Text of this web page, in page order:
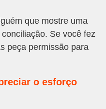
que mostre uma
Se você fez
peça permissão para
o esforço